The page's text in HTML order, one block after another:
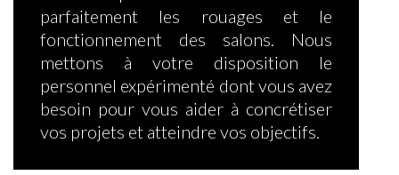
parfaitement les rouages et le
fonctionnement des salons. Nous
mettons à votre disposition le
personnel expérimenté dont vous avez
besoin pour vous aider à concrétiser
vos projets et atteindre vos objectifs.